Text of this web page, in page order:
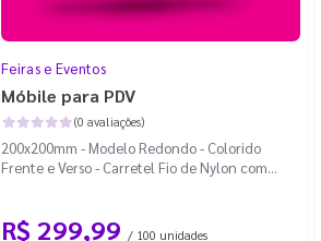
Feiras e Eventos
Móbile para PDV
(0 avaliações)
200x200mm - Modelo Redondo - Colorido
Frente e Verso - Carretel Fio de Nylon com
R$ 299,99 / 100 unidades